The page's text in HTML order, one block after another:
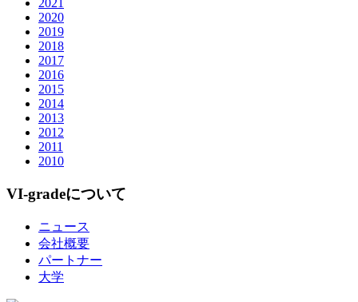
2021
2020
2019
2018
2017
2016
2015
2014
2013
2012
2011
2010
VI-gradeについて
ニュース
会社概要
パートナー
大学